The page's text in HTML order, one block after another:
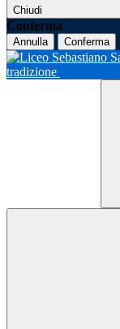
Chiudi
Conferma
Annulla Conferma
tradizione